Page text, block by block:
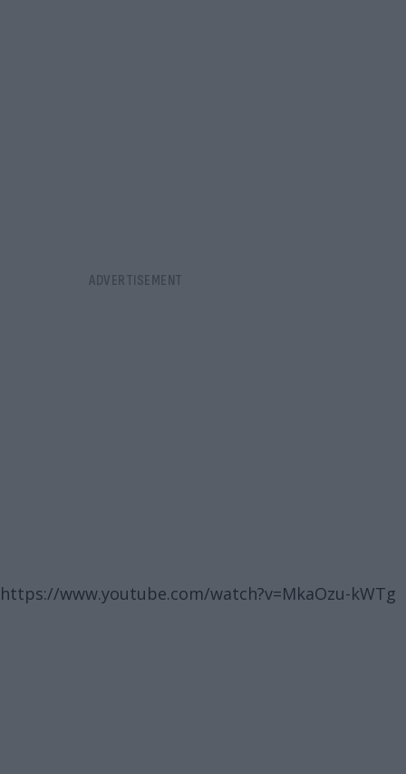
https://www.youtube.com/watch?v=MkaOzu-kWTg